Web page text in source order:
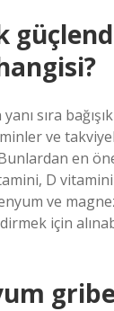
sıra
ve
en
D
ve
için